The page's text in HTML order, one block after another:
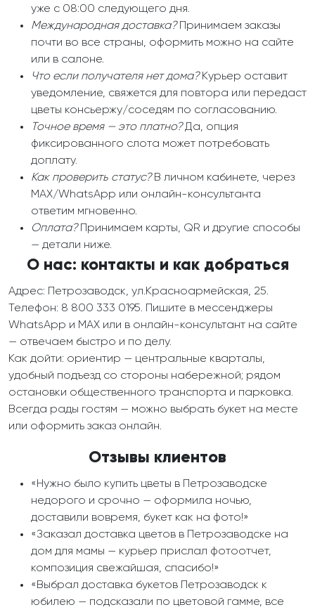
уже с 08:00 следующего дня.
Международная доставка?Принимаем заказы
почти во все страны, оформить можно на сайте
или в салоне.
Что если получателя нет дома?Курьер оставит
уведомление, свяжется для повтора или передаст
цветы консьержу/соседям по согласованию.
Точное время — это платно?Да, опция
фиксированного слота может потребовать
доплату.
Как проверить статус?В личном кабинете, через
MAX/WhatsApp или онлайн-консультанта
ответим мгновенно.
Оплата?Принимаем карты, QR и другие способы
— детали ниже.
О нас: контакты и как добраться
Адрес: Петрозаводск, ул.Красноармейская, 25.
Телефон: 8 800 333 0195. Пишите в мессенджеры
WhatsApp и MAX или в онлайн-консультант на сайте
— отвечаем быстро и по делу.
Как дойти: ориентир — центральные кварталы,
удобный подъезд со стороны набережной; рядом
остановки общественного транспорта и парковка.
Всегда рады гостям — можно выбрать букет на месте
или оформить заказ онлайн.
Отзывы клиентов
«Нужно было купить цветы в Петрозаводске
недорого и срочно — оформила ночью,
доставили вовремя, букет как на фото!»
«Заказал доставка цветов в Петрозаводске на
дом для мамы — курьер прислал фотоотчет,
композиция свежайшая, спасибо!»
«Выбрал доставка букетов Петрозаводск к
юбилею — подсказали по цветовой гамме, все